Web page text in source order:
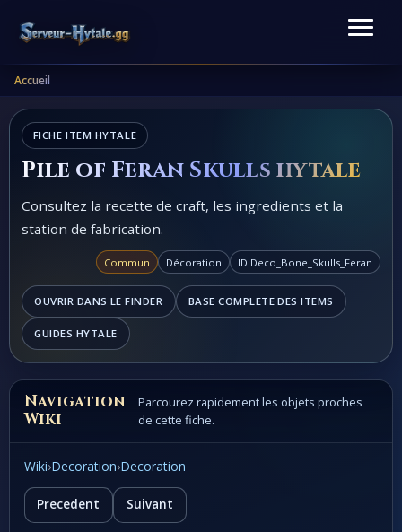
Accueil
FICHE ITEM HYTALE
Pile of Feran Skulls hytale
Consultez la recette de craft, les ingredients et la
station de fabrication.
Commun Décoration ID Deco_Bone_Skulls_Feran
OUVRIR DANS LE FINDER BASE COMPLETE DES ITEMS
GUIDES HYTALE
Navigation
Wiki
Parcourez rapidement les objets proches
de cette fiche.
Wiki›Decoration›Decoration
Precedent Suivant